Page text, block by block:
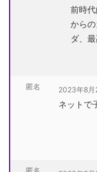
前時
から
ダ、
匿名 2023年8月
ネットで